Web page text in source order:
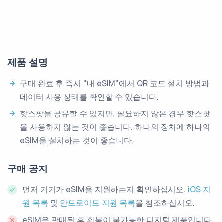
제품 설명
구매 완료 후 즉시 "내 eSIM"에서 QR 코드 설치 방법과
데이터 사용 상태를 확인할 수 있습니다.
핫스팟을 공유할 수 있지만, 필요하지 않은 경우 핫스팟
을 사용하지 않는 것이 좋습니다. 하나의 장치에 하나의
eSIM을 설치하는 것이 좋습니다.
구매 공지
먼저 기기가 eSIM을 지원하는지 확인하십시오. iOS 지
원 목록 및 안드로이드 지원 목록을 참조하십시오.
eSIM은 판매된 후 환불이 불가능한 디지털 제품입니다.